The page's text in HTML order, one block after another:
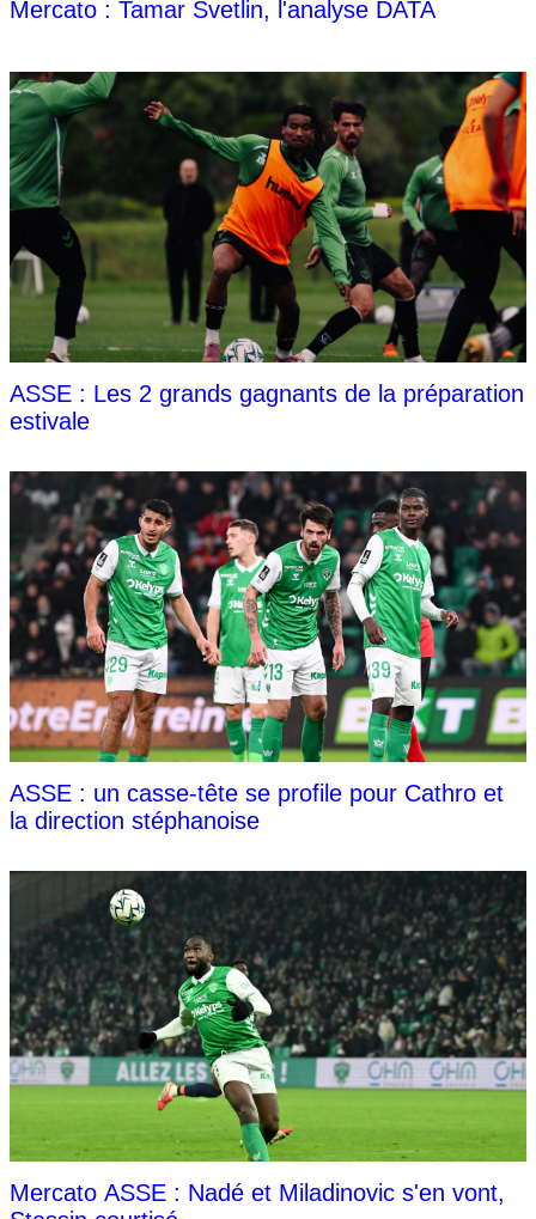
Mercato : Tamar Svetlin, l'analyse DATA
ASSE : Les 2 grands gagnants de la préparation
estivale
ASSE : un casse-tête se profile pour Cathro et
la direction stéphanoise
Mercato ASSE : Nadé et Miladinovic s'en vont,